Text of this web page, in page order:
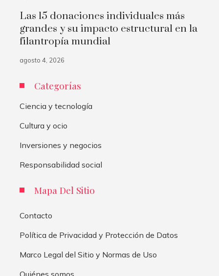
Las 15 donaciones individuales más
grandes y su impacto estructural en la
filantropía mundial
agosto 4, 2026
Categorías
Ciencia y tecnología
Cultura y ocio
Inversiones y negocios
Responsabilidad social
Mapa Del Sitio
Contacto
Política de Privacidad y Protección de Datos
Marco Legal del Sitio y Normas de Uso